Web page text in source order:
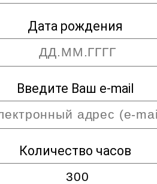
Дата рождения
Введите Ваш e-mail
Количество часов